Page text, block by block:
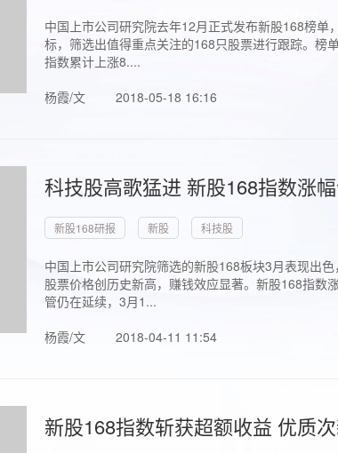
中国上市公司研究院去年12月正式发布新股168榜
标，筛选出值得重点关注的168只股票进行跟踪。榜
指数累计上涨8....
杨霞/文
2018-05-18 16:16
科技股高歌猛进 新股168指数涨
新股168研报 新股 科技股
中国上市公司研究院筛选的新股168板块3月表现出
股票价格创历史新高，赚钱效应显著。新股168指数
管仍在延续，3月1...
杨霞/文
2018-04-11 11:54
新股168指数斩获超额收益 优质